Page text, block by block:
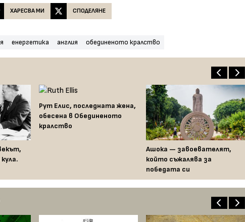
ХАРЕСВА МИ СПОДЕЛЯНЕ
енергетика англия обединеното кралство
Рут Елис, последната жена,
обесена в Обединеното
кралство
Ашока — завоевателят,
който съжалява за
победата си